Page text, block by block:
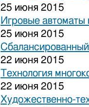
25 июня 2015
Игровые
25 июня 2015
22 июня 2015
Технология
22 июня 2015
Художественно-